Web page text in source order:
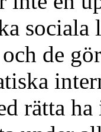
sociala
de
rätta